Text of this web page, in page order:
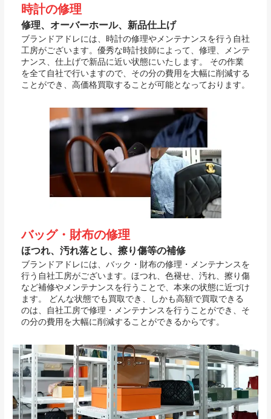
時計の修理
修理、オーバーホール、新品仕上げ
ブランドアドレには、時計の修理やメンテナンスを行う自社
工房がございます。優秀な時計技師によって、修理、メンテ
ナンス、仕上げで新品に近い状態にいたします。 その作業
を全て自社で行いますので、その分の費用を大幅に削減する
ことができ、高価格買取することが可能となっております。
バッグ・財布の修理
ほつれ、汚れ落とし、擦り傷等の補修
ブランドアドレには、バック・財布の修理・メンテナンスを
行う自社工房がございます。ほつれ、色褪せ、汚れ、擦り傷
など補修やメンテナンスを行うことで、本来の状態に近づけ
ます。 どんな状態でも買取でき、しかも高額で買取できる
のは、自社工房で修理・メンテナンスを行うことができ、そ
の分の費用を大幅に削減することができるからです。